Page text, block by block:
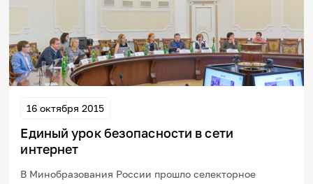
16 октября 2015
Единый урок безопасности в сети
интернет
В Минобразования России прошло селекторное